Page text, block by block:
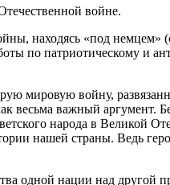
войне.
находясь «под немцем»
по патриотическому и
мировую войну,
весьма важный аргумент.
народа в Великой
нашей страны. Ведь
одной нации над другой